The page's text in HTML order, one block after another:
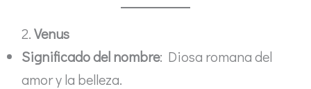
2.Venus
Significado del nombre: Diosa romana del
amor y la belleza.